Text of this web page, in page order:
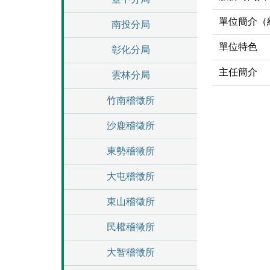
南投分局
彰化分局
雲林分局
竹南稽徵所
沙鹿稽徵所
東勢稽徵所
大屯稽徵所
東山稽徵所
民權稽徵所
大智稽徵所
單位簡介（
單位特色
主任簡介